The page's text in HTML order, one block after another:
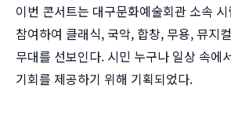
이번 콘서트는 대구문화예술회관 소속
참여하여 클래식, 국악, 합창, 무용, 뮤지
무대를 선보인다. 시민 누구나 일상 속에
기회를 제공하기 위해 기획되었다.